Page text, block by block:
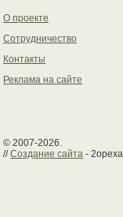
О проекте
Сотрудничество
Контакты
Реклама на сайте
© 2007-2026.
//Создание сайта - 2opexa